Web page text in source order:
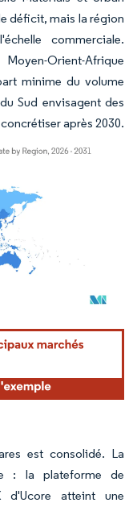
déficit, mais la région
commerciale.
Orient-Afrique
minime du volume
Sud envisagent des
après 2030.
une attribution sous CC BY
est consolidé. La
: la plateforme de
d'Ucore atteint une